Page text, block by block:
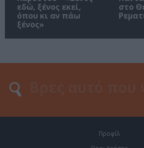
εδώ, ξένος εκεί,
όπου κι αν πάω
ξένος»
στο
Προφίλ